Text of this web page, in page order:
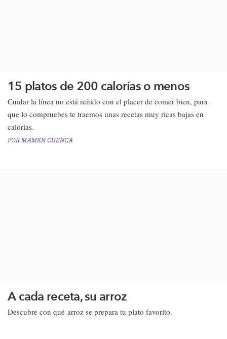
15 platos de 200 calorías o menos
Cuidar la línea no está reñido con el placer de comer bien, para
que lo compruebes te traemos unas recetas muy ricas bajas en
calorías.
POR MAMEN CUENCA
A cada receta, su arroz
Descubre con qué arroz se prepara tu plato favorito.